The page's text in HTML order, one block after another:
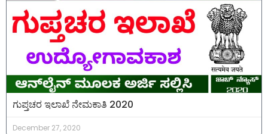
ಗುಪ್ತಚರ ಇಲಾಖೆ ನೇಮಕಾತಿ 2020
December 27, 2020